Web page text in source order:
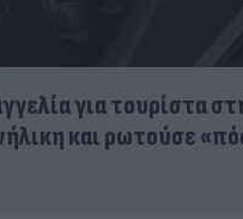
για τουρίστα
και ρωτούσε